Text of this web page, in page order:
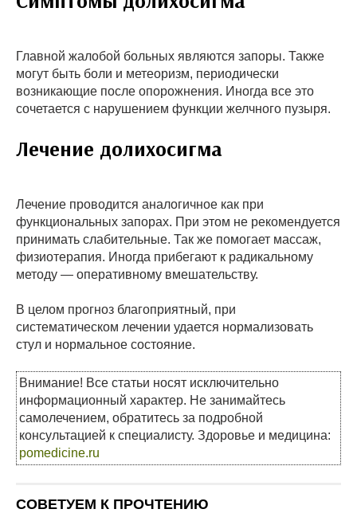
Главной жалобой больных являются запоры. Также
могут быть боли и метеоризм, периодически
возникающие после опорожнения. Иногда все это
сочетается с нарушением функции желчного пузыря.
Лечение долихосигма
Лечение проводится аналогичное как при
функциональных запорах. При этом не рекомендуется
принимать слабительные. Так же помогает массаж,
физиотерапия. Иногда прибегают к радикальному
методу — оперативному вмешательству.
В целом прогноз благоприятный, при
систематическом лечении удается нормализовать
стул и нормальное состояние.
Внимание! Все статьи носят исключительно
информационный характер. Не занимайтесь
самолечением, обратитесь за подробной
консультацией к специалисту. Здоровье и медицина:
pomedicine.ru
СОВЕТУЕМ К ПРОЧТЕНИЮ